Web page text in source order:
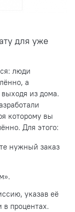
для уже
люди
а
из дома.
которому вы
Для этого:
нужный заказ
указав её
в процентах.